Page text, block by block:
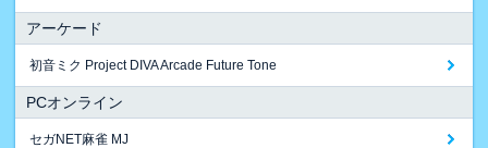
アーケード
初音ミク Project DIVA Arcade Future Tone
PCオンライン
セガNET麻雀 MJ